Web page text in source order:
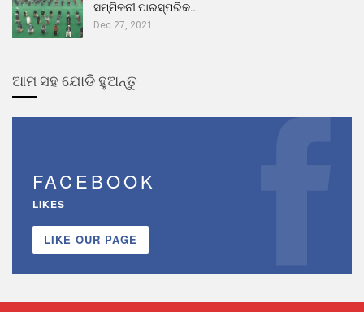
ସମ୍ମିଳନୀ ପାରସ୍ପରିକ…
Dec 27, 2021
ଆମ ସହ ଯୋଡି ହୁଅନ୍ତୁ
FACEBOOK
LIKES
LIKE OUR PAGE